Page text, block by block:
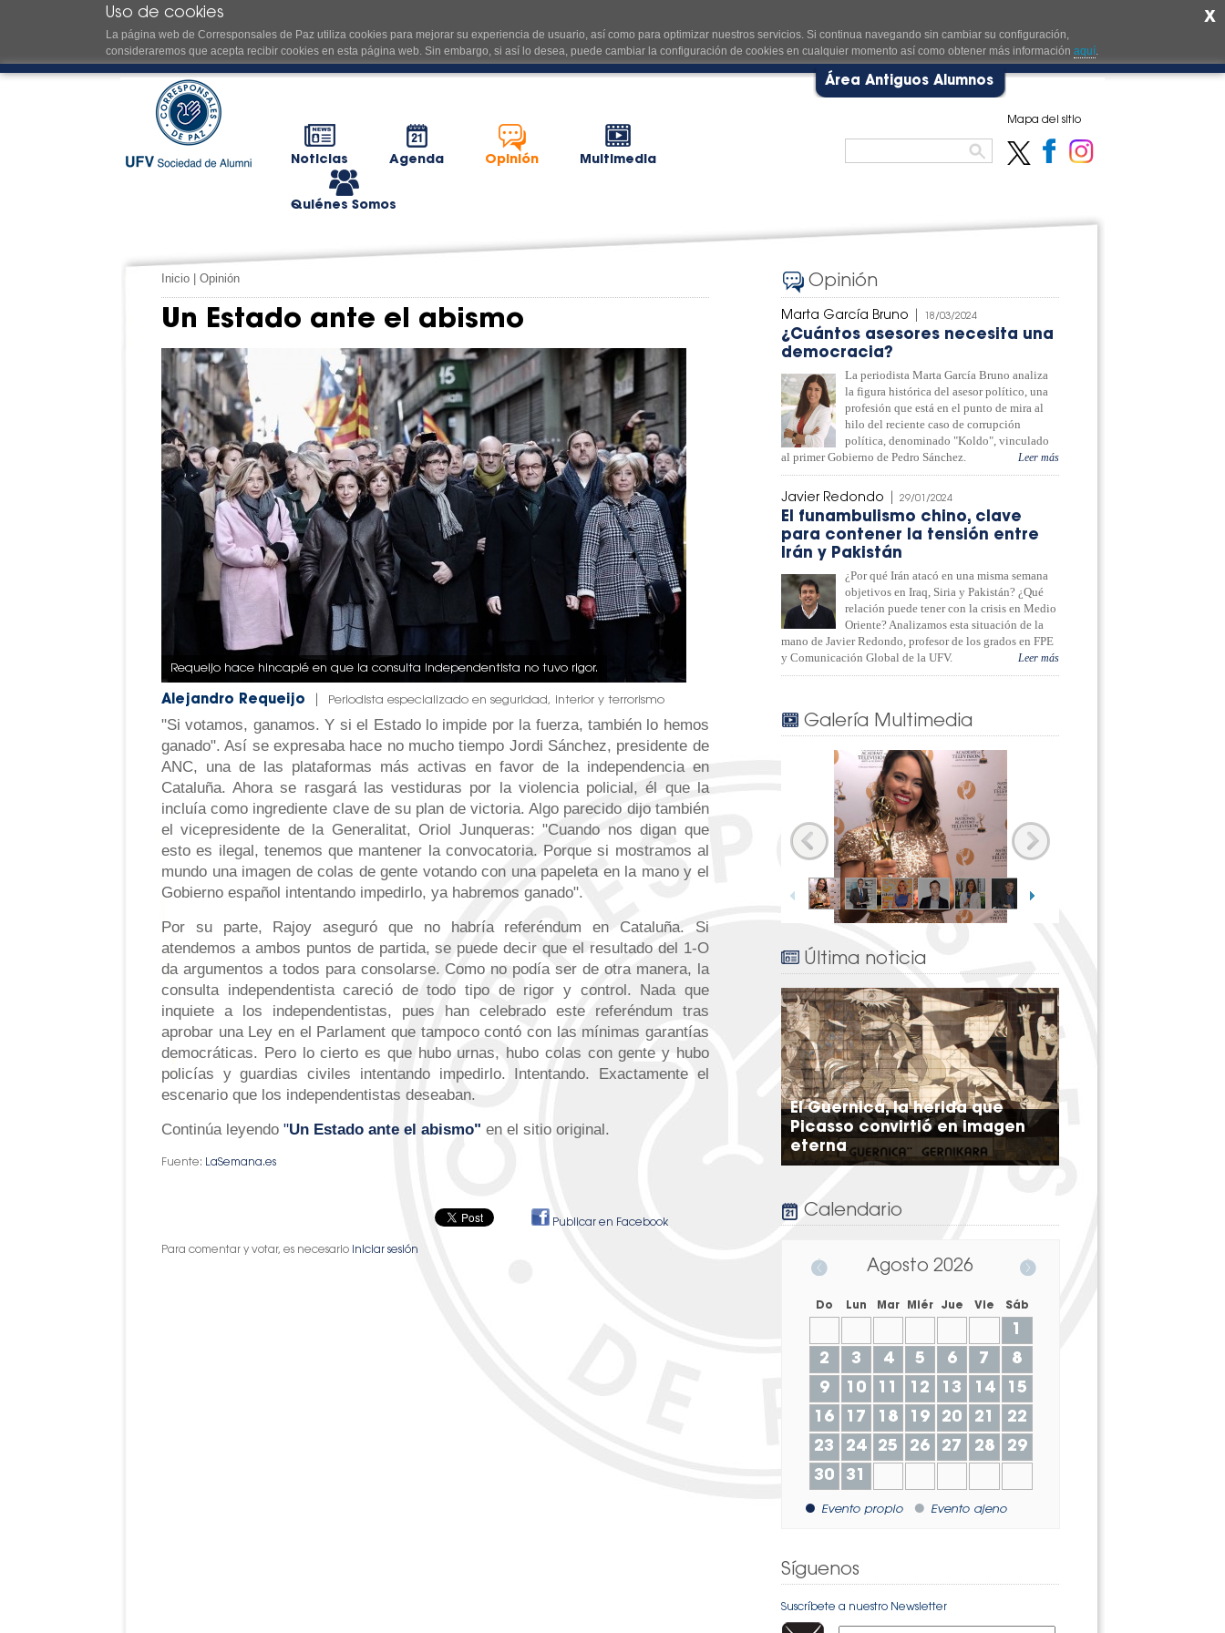
X
Uso de cookies
La página web de Corresponsales de Paz utiliza cookies para mejorar su experiencia de usuario, así como para optimizar nuestros servicios. Si continua navegando sin cambiar su configuración,
consideraremos que acepta recibir cookies en esta página web. Sin embargo, si así lo desea, puede cambiar la configuración de cookies en cualquier momento así como obtener más informaciónaquí.
Área Antiguos Alumnos
Noticias Agenda Opinión Multimedia
Quiénes Somos
Mapa del sitio
Inicio Opinión
Un Estado ante el abismo
Requeijo hace hincapié en que la consulta independentista no tuvo rigor.
Alejandro Requeijo Periodista especializado en seguridad, interior y terrorismo
"Si votamos, ganamos. Y si el Estado lo impide por la fuerza, también lo hemos
ganado". Así se expresaba hace no mucho tiempo Jordi Sánchez, presidente de
ANC, una de las plataformas más activas en favor de la independencia en
Cataluña. Ahora se rasgará las vestiduras por la violencia policial, él que la
incluía como ingrediente clave de su plan de victoria. Algo parecido dijo también
el vicepresidente de la Generalitat, Oriol Junqueras: "Cuando nos digan que
esto es ilegal, tenemos que mantener la convocatoria. Porque si mostramos al
mundo una imagen de colas de gente votando con una papeleta en la mano y el
Gobierno español intentando impedirlo, ya habremos ganado".
Por su parte, Rajoy aseguró que no habría referéndum en Cataluña. Si
atendemos a ambos puntos de partida, se puede decir que el resultado del 1-O
da argumentos a todos para consolarse. Como no podía ser de otra manera, la
consulta independentista careció de todo tipo de rigor y control. Nada que
inquiete a los independentistas, pues han celebrado este referéndum tras
aprobar una Ley en el Parlament que tampoco contó con las mínimas garantías
democráticas. Pero lo cierto es que hubo urnas, hubo colas con gente y hubo
policías y guardias civiles intentando impedirlo. Intentando. Exactamente el
escenario que los independentistas deseaban.
Continúa leyendo "Un Estado ante el abismo" en el sitio original.
Fuente: LaSemana.es
Publicar en Facebook
Para comentar y votar, es necesario iniciar sesión
Opinión
Marta García Bruno 18/03/2024
¿Cuántos asesores necesita una
democracia?
La periodista Marta García Bruno analiza
la figura histórica del asesor político, una
profesión que está en el punto de mira al
hilo del reciente caso de corrupción
política, denominado "Koldo", vinculado
al primer Gobierno de Pedro Sánchez.
Leer más
Javier Redondo 29/01/2024
El funambulismo chino, clave
para contener la tensión entre
Irán y Pakistán
¿Por qué Irán atacó en una misma semana
objetivos en Iraq, Siria y Pakistán? ¿Qué
relación puede tener con la crisis en Medio
Oriente? Analizamos esta situación de la
mano de Javier Redondo, profesor de los grados en FPE
y Comunicación Global de la UFV.
Leer más
Galería Multimedia
1 22
Última noticia
El Guernica, la herida que
Picasso convirtió en imagen
eterna
Calendario
Agosto 2026
Do Lun Mar Miér Jue Vie Sáb
1
2
3 4 5 6 7
8
9
10 11 12 13 14
15
16
17 18 19 20 21
22
23
24 25 26 27 28
29
30
31
Evento propio Evento ajeno
Síguenos
Suscríbete a nuestro Newsletter